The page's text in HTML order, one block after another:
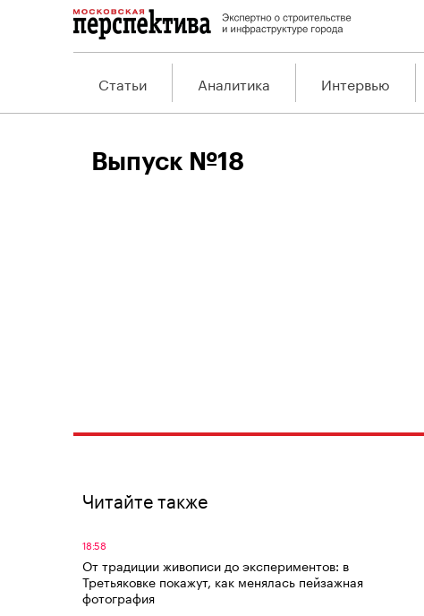
Статьи Аналитика Интервью
Выпуск №18
Читайте также
18:58
От традиции живописи до экспериментов: в
Третьяковке покажут, как менялась пейзажная
фотография